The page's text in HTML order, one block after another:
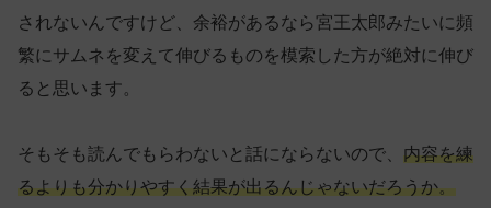
されないんですけど、余裕があるなら宮王太郎みたいに頻
繁にサムネを変えて伸びるものを模索した方が絶対に伸び
ると思います。
そもそも読んでもらわないと話にならないので、 内容を練
るよりも分かりやすく結果が出るんじゃないだろうか。